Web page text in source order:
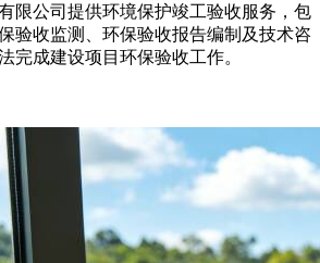
限公司提供环境保护竣工验收服务，包
验收监测、环保验收报告编制及技术咨
完成建设项目环保验收工作。